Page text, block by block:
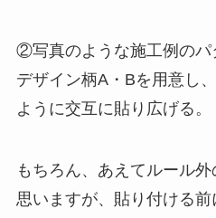
②写真のような施工例のパ
デザイン柄A・Bを用意し
ように交互に貼り広げる。
もちろん、あえてルール
思いますが、貼り付ける